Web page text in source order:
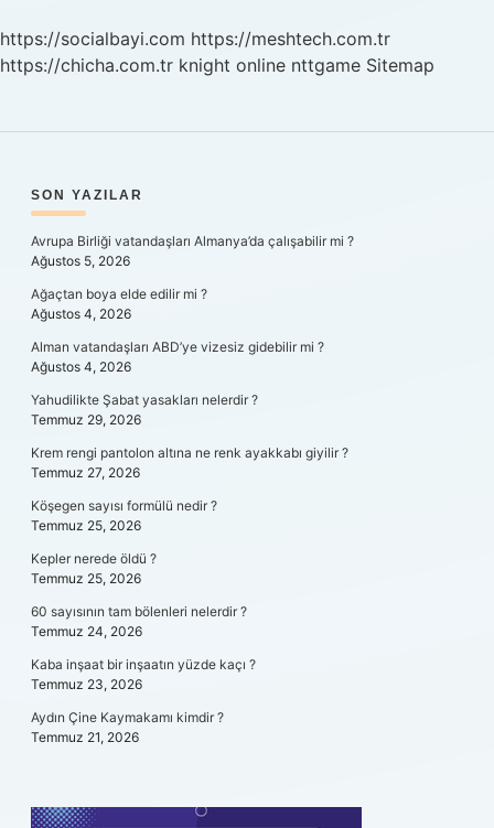
https://socialbayi.com https://meshtech.com.tr
https://chicha.com.tr knight online nttgame Sitemap
SIDEBAR
SON YAZILAR
Avrupa Birliği vatandaşları Almanya’da çalışabilir mi ?
Ağustos 5, 2026
Ağaçtan boya elde edilir mi ?
Ağustos 4, 2026
Alman vatandaşları ABD’ye vizesiz gidebilir mi ?
Ağustos 4, 2026
Yahudilikte Şabat yasakları nelerdir ?
Temmuz 29, 2026
Krem rengi pantolon altına ne renk ayakkabı giyilir ?
Temmuz 27, 2026
Köşegen sayısı formülü nedir ?
Temmuz 25, 2026
Kepler nerede öldü ?
Temmuz 25, 2026
60 sayısının tam bölenleri nelerdir ?
Temmuz 24, 2026
Kaba inşaat bir inşaatın yüzde kaçı ?
Temmuz 23, 2026
Aydın Çine Kaymakamı kimdir ?
Temmuz 21, 2026